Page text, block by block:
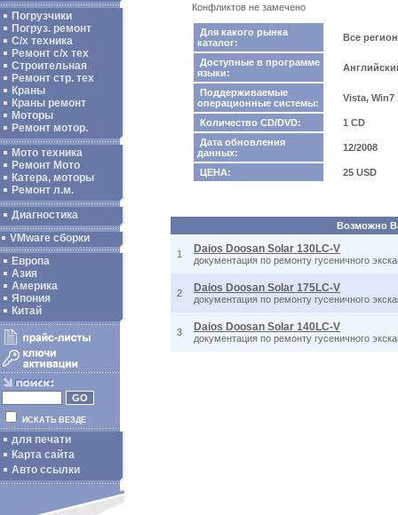
Погрузчики
Погруз. ремонт
С/х техника
Ремонт с/х тех
Строительная
Ремонт стр. тех
Краны
Краны ремонт
Моторы
Ремонт мотор.
Мото техника
Ремонт Мото
Катера, моторы
Ремонт л.м.
Диагностика
VMware сборки
Европа
Азия
Америка
Япония
Китай
ИСКАТЬ ВЕЗДЕ
для печати
Карта сайта
Авто ссылки
Конфликтов не замечено
Для какого рынка
каталог:
Все
Доступные в программе
языки:
Поддерживаемые
операционные системы:
Vista, Win7
Количество CD/DVD:
1 CD
Дата обновления
данных:
12/2008
ЦЕНА: 25 USD
Возможно
1 Daios Doosan Solar 130LC-V
документация по ремонту гусеничного
2 Daios Doosan Solar 175LC-V
документация по ремонту гусеничного
3 Daios Doosan Solar 140LC-V
документация по ремонту гусеничного